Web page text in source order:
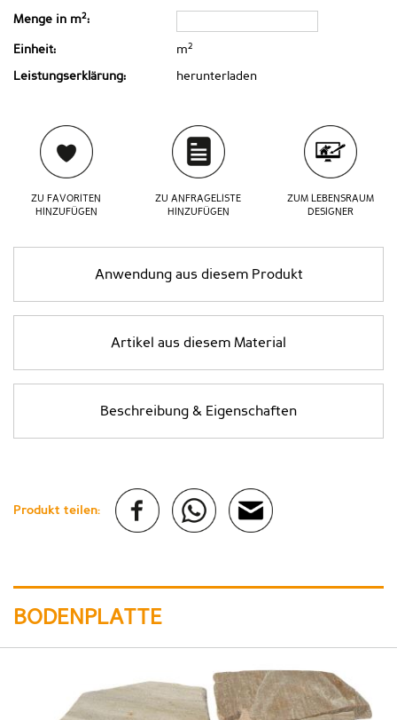
Menge in m2:
Einheit: m2
Leistungserklärung: herunterladen
ZU FAVORITEN
HINZUFÜGEN
ZU ANFRAGELISTE
HINZUFÜGEN
ZUM LEBENSRAUM
DESIGNER
Anwendung aus diesem Produkt
Artikel aus diesem Material
Beschreibung & Eigenschaften
Produkt teilen:
BODENPLATTE